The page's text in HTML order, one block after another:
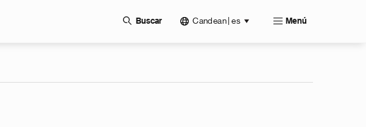
Buscar Candean | es Menú